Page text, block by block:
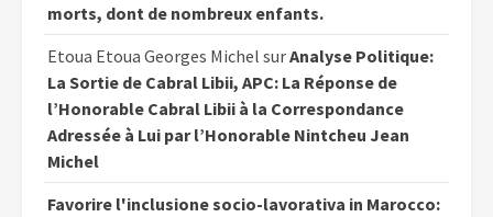
morts, dont de nombreux enfants.
Etoua Etoua Georges Michel surAnalyse Politique:
La Sortie de Cabral Libii, APC: La Réponse de
l’Honorable Cabral Libii à la Correspondance
Adressée à Lui par l’Honorable Nintcheu Jean
Michel
Favorire l'inclusione socio-lavorativa in Marocco: